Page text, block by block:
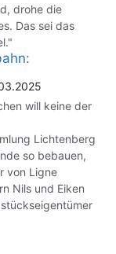
drohe die
Das sei das
will keine der
Lichtenberg
so bebauen,
von Ligne
Nils und Eiken